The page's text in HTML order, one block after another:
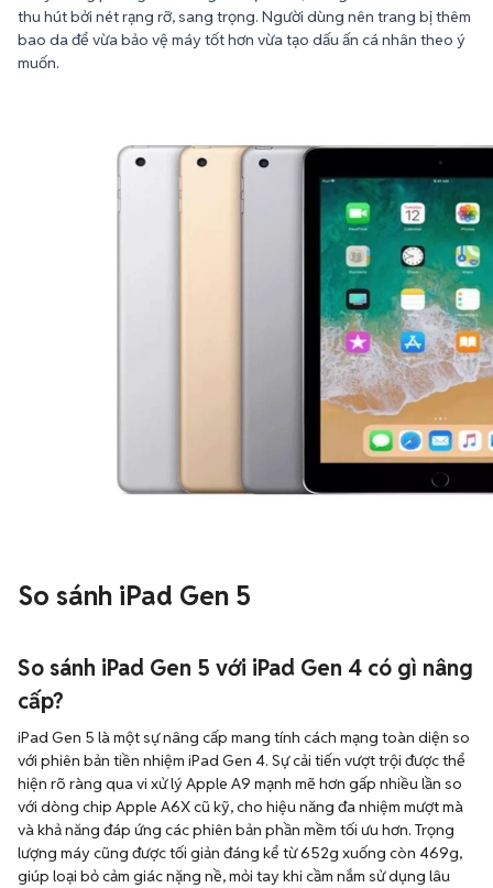
thu hút bởi nét rạng rỡ, sang trọng. Người dùng nên trang bị thêm
bao da để vừa bảo vệ máy tốt hơn vừa tạo dấu ấn cá nhân theo ý
muốn.
So sánh iPad Gen 5
So sánh iPad Gen 5 với iPad Gen 4 có gì nâng
cấp?
iPad Gen 5 là một sự nâng cấp mang tính cách mạng toàn diện so
với phiên bản tiền nhiệm iPad Gen 4. Sự cải tiến vượt trội được thể
hiện rõ ràng qua vi xử lý Apple A9 mạnh mẽ hơn gấp nhiều lần so
với dòng chip Apple A6X cũ kỹ, cho hiệu năng đa nhiệm mượt mà
và khả năng đáp ứng các phiên bản phần mềm tối ưu hơn. Trọng
lượng máy cũng được tối giản đáng kể từ 652g xuống còn 469g,
giúp loại bỏ cảm giác nặng nề, mỏi tay khi cầm nắm sử dụng lâu